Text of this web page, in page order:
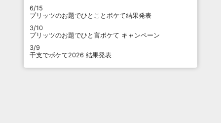
6/15
プリッツのお題でひとことボケて結果発表
3/10
プリッツのお題でひと言ボケて キャンペーン
3/9
干支でボケて2026 結果発表